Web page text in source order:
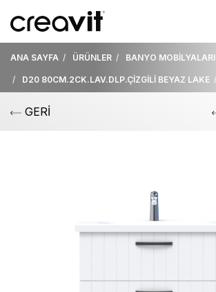
ANA SAYFA ÜRÜNLER BANYO MOBİLYALARI
D20 80CM.2CK.LAV.DLP.ÇİZGİLİ BEYAZ LAKE
GERİ